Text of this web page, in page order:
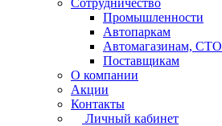
Сотрудничество
Промышленности
Автопаркам
Автомагазинам, СТО
Поставщикам
О компании
Акции
Контакты
Личный кабинет